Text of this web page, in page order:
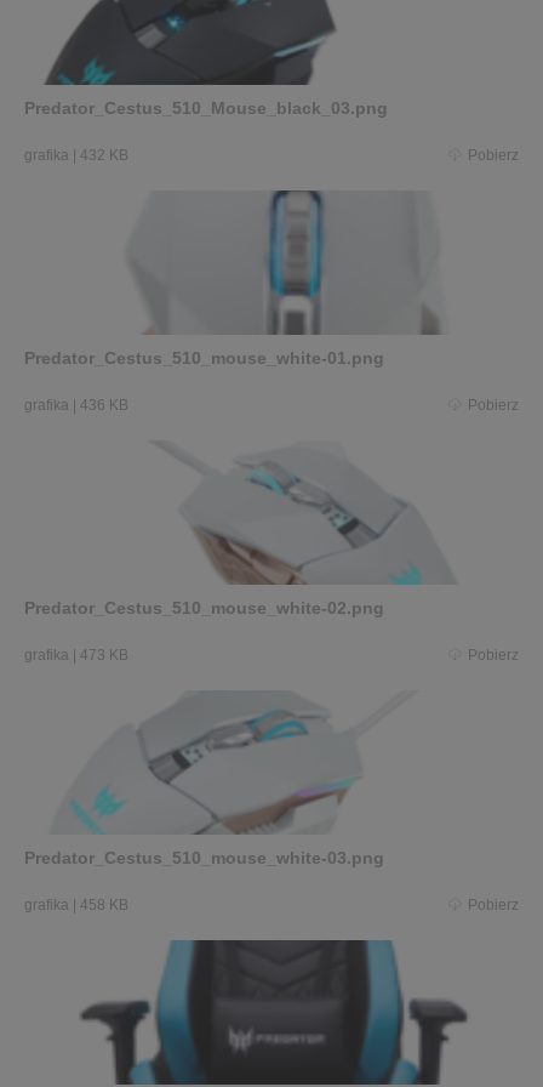
Predator_Cestus_510_Mouse_black_03.png
grafika | 432 KB Pobierz
Predator_Cestus_510_mouse_white-01.png
grafika | 436 KB Pobierz
Predator_Cestus_510_mouse_white-02.png
grafika | 473 KB Pobierz
Predator_Cestus_510_mouse_white-03.png
grafika | 458 KB Pobierz